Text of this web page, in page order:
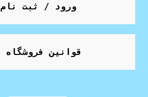
ورود / ثبت نام
قوانین فروشگاه